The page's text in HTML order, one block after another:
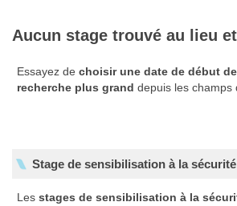
Aucun stage trouvé au lieu
Essayez de choisir une date de début
recherche plus grand depuis les champs
Stage de sensibilisation à la
Les stages de sensibilisation à la